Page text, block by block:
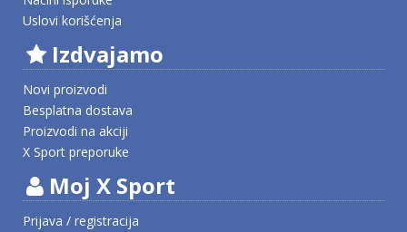
Uslovi korišćenja
Izdvajamo
Novi proizvodi
Besplatna dostava
Proizvodi na akciji
X Sport preporuke
Moj X Sport
Prijava / registracija